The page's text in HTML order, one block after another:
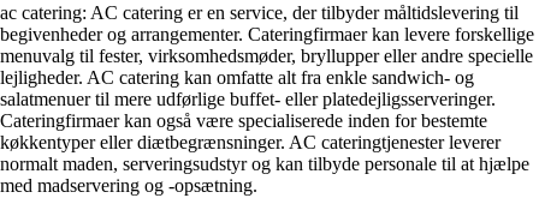
ac catering: AC catering er en service, der tilbyder måltidslevering til
begivenheder og arrangementer. Cateringfirmaer kan levere forskellige
menuvalg til fester, virksomhedsmøder, bryllupper eller andre specielle
lejligheder. AC catering kan omfatte alt fra enkle sandwich- og
salatmenuer til mere udførlige buffet- eller platedejligsserveringer.
Cateringfirmaer kan også være specialiserede inden for bestemte
køkkentyper eller diætbegrænsninger. AC cateringtjenester leverer
normalt maden, serveringsudstyr og kan tilbyde personale til at hjælpe
med madservering og -opsætning.